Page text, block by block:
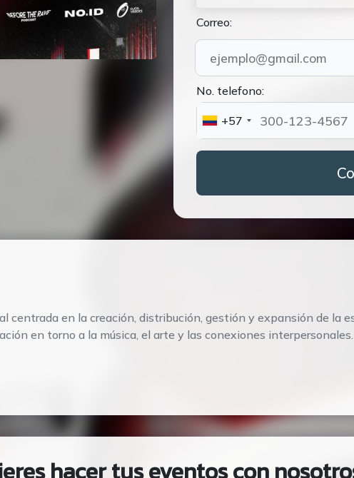
Correo:
No. telefono:
+57
centrada en la creación, distribución, gestión y expansión de la
en torno a la música, el arte y las conexiones interpersonales.